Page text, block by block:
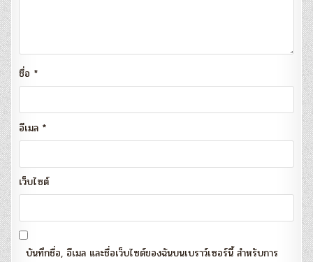
ชื่อ *
อีเมล *
เว็บไซต์
บันทึกชื่อ, อีเมล และชื่อเว็บไซต์ของฉันบนเบราว์เซอร์นี้ สำหรับการ